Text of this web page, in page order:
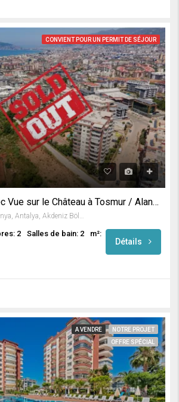
CONVIENT POUR UN PERMIT DE SÉJOUR
Appartement avec Vue sur le Château à Tosmur / Alanya
Tosmur Mahallesi, Alanya, Antalya, Akdeniz Bölgesi, Türkiye
2 Salles de bain: 2
m²:
Détails
A VENDRE
NOTRE PROJET
OFFRE SPÉCIAL